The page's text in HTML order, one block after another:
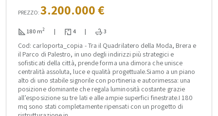
PREZZO:3.200.000 €
180 m2 | 4 | 3
Cod: carloporta_copia - Tra il Quadrilatero della Moda, Brera e
il Parco di Palestro, in uno degli indirizzi più strategici e
sofisticati della città, prende forma una dimora che unisce
centralità assoluta, luce e qualità progettuale.Siamo a un piano
alto di uno stabile signorile con portineria e autorimessa: una
posizione dominante che regala luminosità costante grazie
all’esposizione su tre lati e alle ampie superfici finestrate.I 180
mq sono stati completamente ripensati con un progetto di